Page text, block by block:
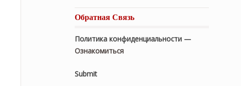
Обратная Связь
Политика конфиденциальности —
Ознакомиться
Submit